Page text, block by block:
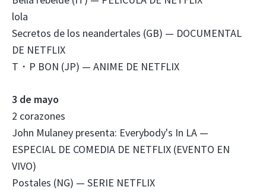
lola
Secretos de los neandertales (GB) — DOCUMENTAL
DE NETFLIX
T・P BON (JP) — ANIME DE NETFLIX
3 de mayo
2 corazones
John Mulaney presenta: Everybody's In LA —
ESPECIAL DE COMEDIA DE NETFLIX (EVENTO EN
VIVO)
Postales (NG) — SERIE NETFLIX